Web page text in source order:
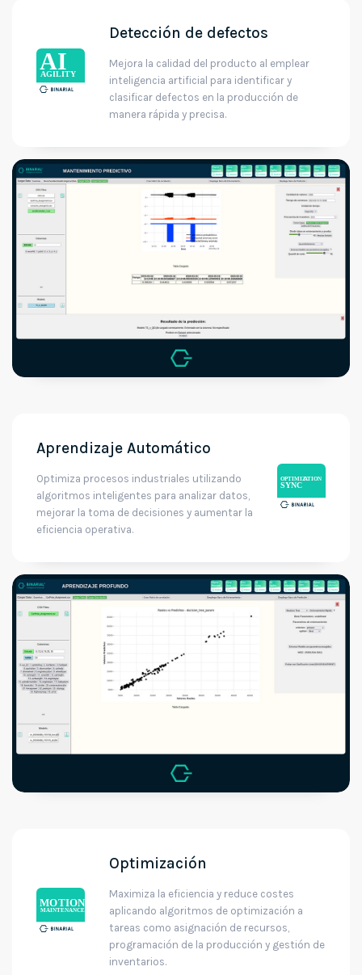
Detección de defectos
Mejora la calidad del producto al emplear
inteligencia artificial para identificar y
clasificar defectos en la producción de
manera rápida y precisa.
Aprendizaje Automático
Optimiza procesos industriales utilizando
algoritmos inteligentes para analizar datos,
mejorar la toma de decisiones y aumentar la
eficiencia operativa.
Optimización
Maximiza la eficiencia y reduce costes
aplicando algoritmos de optimización a
tareas como asignación de recursos,
programación de la producción y gestión de
inventarios.